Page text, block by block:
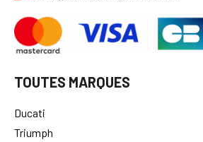
TOUTES MARQUES
Ducati
Triumph